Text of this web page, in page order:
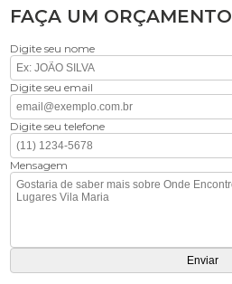
FAÇA UM ORÇAMENTO
Digite seu nome
Digite seu email
Digite seu telefone
Mensagem